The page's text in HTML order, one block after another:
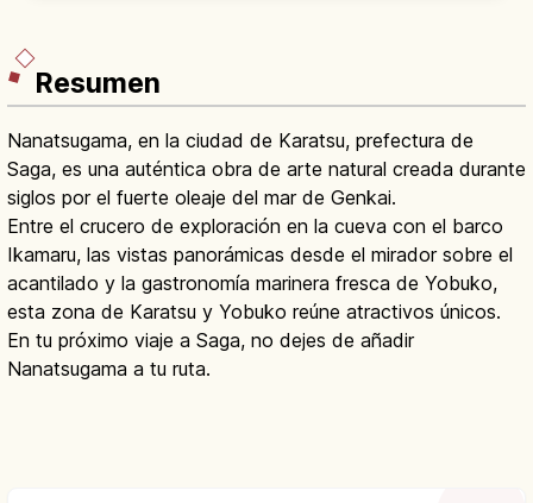
Resumen
Nanatsugama, en la ciudad de Karatsu, prefectura de
Saga, es una auténtica obra de arte natural creada durante
siglos por el fuerte oleaje del mar de Genkai.
Entre el crucero de exploración en la cueva con el barco
Ikamaru, las vistas panorámicas desde el mirador sobre el
acantilado y la gastronomía marinera fresca de Yobuko,
esta zona de Karatsu y Yobuko reúne atractivos únicos.
En tu próximo viaje a Saga, no dejes de añadir
Nanatsugama a tu ruta.